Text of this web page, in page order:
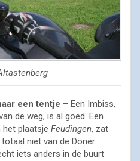
een tentje – Een Imbiss,
de weg, is al goed. Een
het plaatsje Feudingen, zat
niet van de Döner
iets anders in de buurt